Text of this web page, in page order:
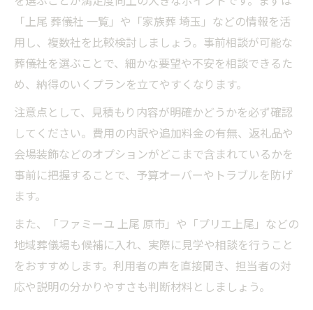
「上尾 葬儀社 一覧」や「家族葬 埼玉」などの情報を活
用し、複数社を比較検討しましょう。事前相談が可能な
葬儀社を選ぶことで、細かな要望や不安を相談できるた
め、納得のいくプランを立てやすくなります。
注意点として、見積もり内容が明確かどうかを必ず確認
してください。費用の内訳や追加料金の有無、返礼品や
会場装飾などのオプションがどこまで含まれているかを
事前に把握することで、予算オーバーやトラブルを防げ
ます。
また、「ファミーユ 上尾 原市」や「プリエ上尾」などの
地域葬儀場も候補に入れ、実際に見学や相談を行うこと
をおすすめします。利用者の声を直接聞き、担当者の対
応や説明の分かりやすさも判断材料としましょう。